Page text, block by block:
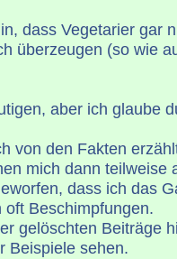
dass Vegetarier gar
überzeugen (so wie
aber ich glaube
von den Fakten
mich dann teilweise
dass ich das
Beschimpfungen.
gelöschten Beiträge
Beispiele sehen.